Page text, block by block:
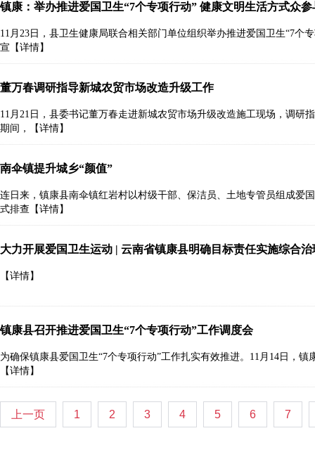
镇康：举办推进爱国卫生“7个专项行动” 健康文明生活方式众
11月23日，县卫生健康局联合相关部门单位组织举办推进爱国卫生“7个
宣 【详情】
董万春调研指导新城农贸市场改造升级工作
11月21日，县委书记董万春走进新城农贸市场升级改造施工现场，调研
期间，
【详情】
南伞镇提升城乡“颜值”
连日来，镇康县南伞镇红岩村以村级干部、保洁员、土地专管员组成爱
式排查 【详情】
大力开展爱国卫生运动 | 云南省镇康县明确目标责任实施综合治
【详情】
镇康县召开推进爱国卫生“7个专项行动”工作调度会
为确保镇康县爱国卫生“7个专项行动”工作扎实有效推进。11月14日，
【详情】
上一页 1 2 3 4 5 6 7